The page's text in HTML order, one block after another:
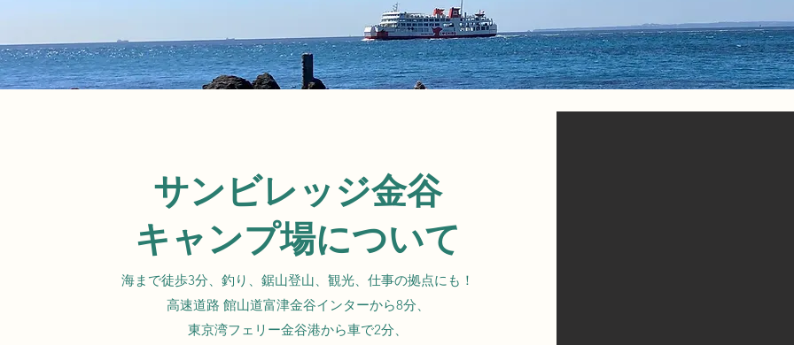
サンビレッジ金谷
キャンプ場について
海まで徒歩3分、釣り、鋸山登山、観光、仕事の拠点にも！
高速道路 館山道富津金谷インターから8分、
東京湾フェリー金谷港から車で2分、